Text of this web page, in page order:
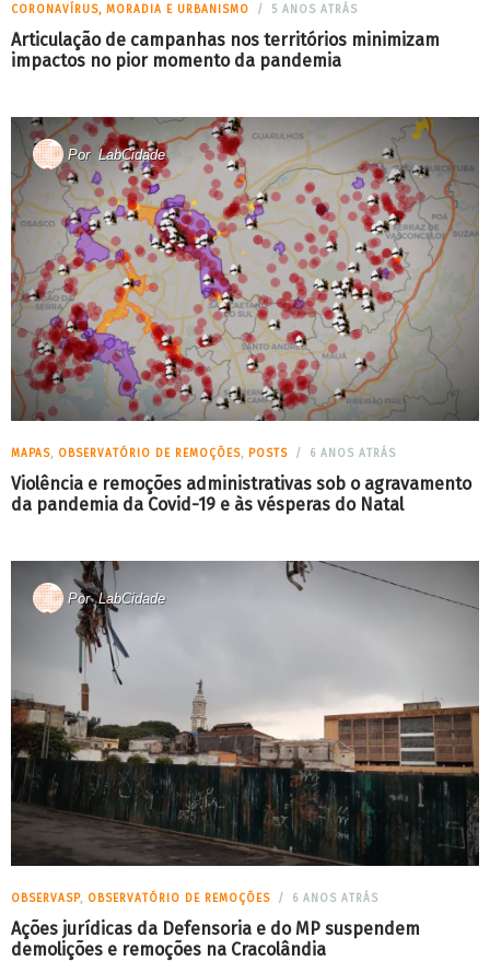
CORONAVÍRUS, MORADIA E URBANISMO 5 ANOS ATRÁS
Articulação de campanhas nos territórios minimizam
impactos no pior momento da pandemia
Por LabCidade
MAPAS, OBSERVATÓRIO DE REMOÇÕES, POSTS 6 ANOS ATRÁS
Violência e remoções administrativas sob o agravamento
da pandemia da Covid-19 e às vésperas do Natal
PorLabCidade
OBSERVASP, OBSERVATÓRIO DE REMOÇÕES 6 ANOS ATRÁS
Ações jurídicas da Defensoria e do MP suspendem
demolições e remoções na Cracolândia